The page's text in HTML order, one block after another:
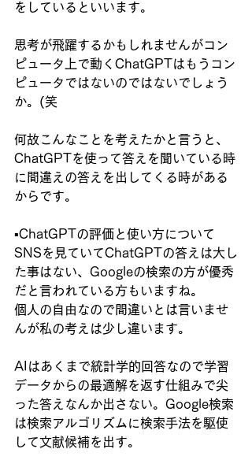
をしているといいます。
思考が飛躍するかもしれませんがコン
ピュータ上で動くChatGPTはもうコン
ピュータではないのではないでしょう
か。(笑
何故こんなことを考えたかと言うと、
ChatGPTを使って答えを聞いている時
に間違えの答えを出してくる時がある
からです。
▪️ChatGPTの評価と使い方について
SNSを見ていてChatGPTの答えは大し
た事はない、Googleの検索の方が優秀
だと言われている方もいますね。
個人の自由なので間違いとは言いませ
んが私の考えは少し違います。
AIはあくまで統計学的回答なので学習
データからの最適解を返す仕組みで尖
った答えなんか出さない。Google検索
は検索アルゴリズムに検索手法を駆使
して文献候補を出す。